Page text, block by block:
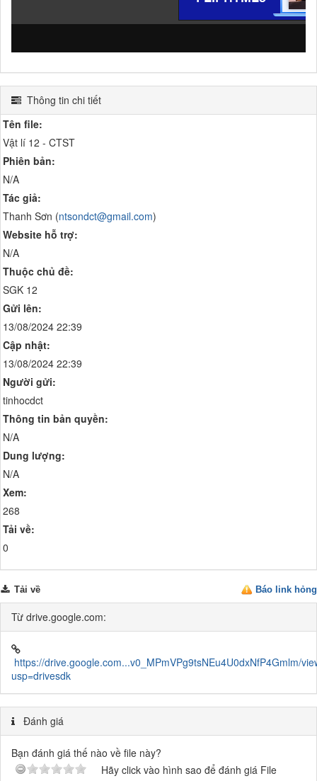
Thông tin chi tiết
Tên file:
Vật lí 12 - CTST
Phiên bản:
N/A
Tác giả:
Thanh Sơn (ntsondct@gmail.com)
Website hỗ trợ:
N/A
Thuộc chủ đề:
SGK 12
Gửi lên:
13/08/2024 22:39
Cập nhật:
13/08/2024 22:39
Người gửi:
tinhocdct
Thông tin bản quyền:
N/A
Dung lượng:
N/A
Xem:
268
Tải về:
0
Báo link hỏng
Tải về
Từ drive.google.com:
https://drive.google.com...v0_MPmVPg9tsNEu4U0dxNfP4Gmlm/
usp=drivesdk
Đánh giá
Bạn đánh giá thế nào về file này?
Hãy click vào hình sao để đánh giá File